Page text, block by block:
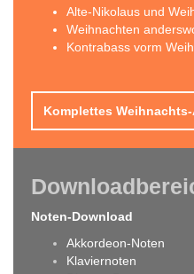
Alte-Nikolaus und
Weihnachten
Kontrabass vorm
Komplettes
Noten-Download
Akkordeon-Noten
Klaviernoten